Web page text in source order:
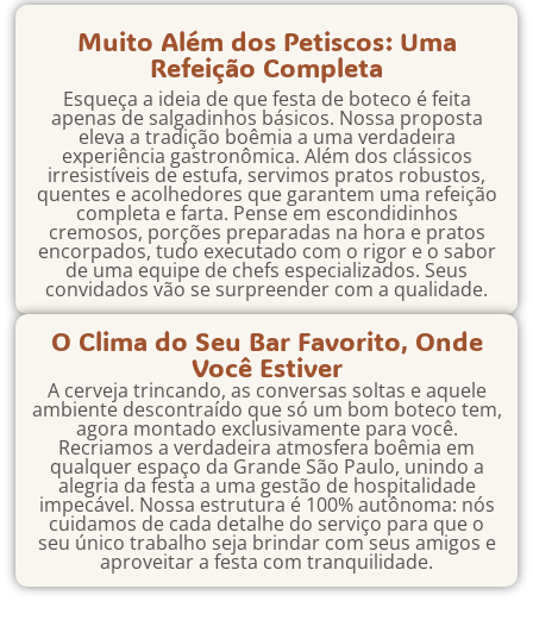
Muito Além dos Petiscos: Uma
Refeição Completa
Esqueça a ideia de que festa de boteco é feita
apenas de salgadinhos básicos. Nossa proposta
eleva a tradição boêmia a uma verdadeira
experiência gastronômica. Além dos clássicos
irresistíveis de estufa, servimos pratos robustos,
quentes e acolhedores que garantem uma refeição
completa e farta. Pense em escondidinhos
cremosos, porções preparadas na hora e pratos
encorpados, tudo executado com o rigor e o sabor
de uma equipe de chefs especializados. Seus
convidados vão se surpreender com a qualidade.
O Clima do Seu Bar Favorito, Onde
Você Estiver
A cerveja trincando, as conversas soltas e aquele
ambiente descontraído que só um bom boteco tem,
agora montado exclusivamente para você.
Recriamos a verdadeira atmosfera boêmia em
qualquer espaço da Grande São Paulo, unindo a
alegria da festa a uma gestão de hospitalidade
impecável. Nossa estrutura é 100% autônoma: nós
cuidamos de cada detalhe do serviço para que o
seu único trabalho seja brindar com seus amigos e
aproveitar a festa com tranquilidade.